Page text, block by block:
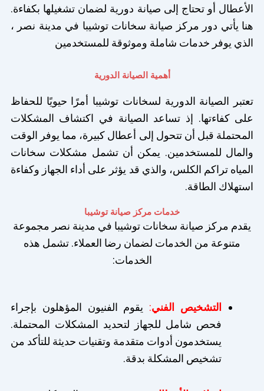
الأعطال أو تحتاج إلى صيانة دورية لضمان تشغيلها بكفاءة.
هنا يأتي دور مركز صيانة سخانات توشيبا في مدينة نصر ،
الذي يوفر خدمات شاملة وموثوقة للمستخدمين
أهمية الصيانة الدورية
تعتبر الصيانة الدورية لسخانات توشيبا أمرًا حيويًا للحفاظ
على كفاءتها. إذ تساعد الصيانة في اكتشاف المشكلات
المحتملة قبل أن تتحول إلى أعطال كبيرة، مما يوفر الوقت
والمال للمستخدمين. يمكن أن تشمل مشكلات سخانات
المياه تراكم الكلس، والذي قد يؤثر على أداء الجهاز وكفاءة
استهلاك الطاقة.
خدمات مركز صيانة توشيبا
يقدم مركز صيانة سخانات توشيبا في مدينة نصر مجموعة
متنوعة من الخدمات لضمان رضا العملاء. تشمل هذه
الخدمات:
التشخيص الفني: يقوم الفنيون المؤهلون بإجراء
فحص شامل للجهاز لتحديد المشكلات المحتملة.
يستخدمون أدوات متقدمة وتقنيات حديثة للتأكد من
تشخيص المشكلة بدقة.